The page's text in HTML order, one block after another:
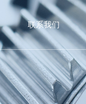
联系我们